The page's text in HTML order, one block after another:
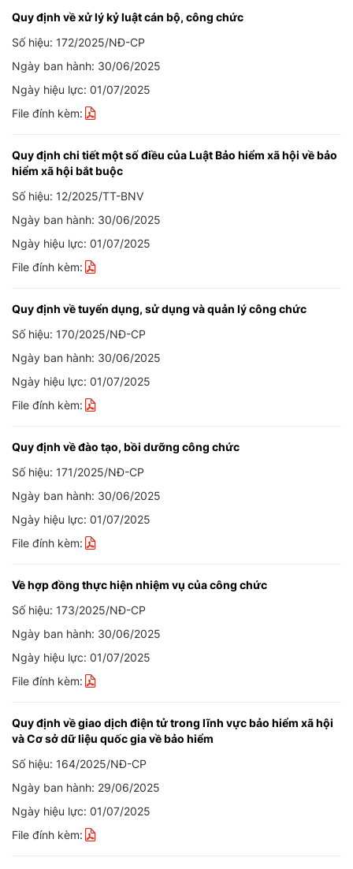
Quy định về xử lý kỷ luật cán bộ, công chức
Số hiệu: 172/2025/NĐ-CP
Ngày ban hành: 30/06/2025
Ngày hiệu lực: 01/07/2025
File đính kèm:
Quy định chi tiết một số điều của Luật Bảo hiểm xã hội về bảo
hiểm xã hội bắt buộc
Số hiệu: 12/2025/TT-BNV
Ngày ban hành: 30/06/2025
Ngày hiệu lực: 01/07/2025
File đính kèm:
Quy định về tuyển dụng, sử dụng và quản lý công chức
Số hiệu: 170/2025/NĐ-CP
Ngày ban hành: 30/06/2025
Ngày hiệu lực: 01/07/2025
File đính kèm:
Quy định về đào tạo, bồi dưỡng công chức
Số hiệu: 171/2025/NĐ-CP
Ngày ban hành: 30/06/2025
Ngày hiệu lực: 01/07/2025
File đính kèm:
Về hợp đồng thực hiện nhiệm vụ của công chức
Số hiệu: 173/2025/NĐ-CP
Ngày ban hành: 30/06/2025
Ngày hiệu lực: 01/07/2025
File đính kèm:
Quy định về giao dịch điện tử trong lĩnh vực bảo hiểm xã hội
và Cơ sở dữ liệu quốc gia về bảo hiểm
Số hiệu: 164/2025/NĐ-CP
Ngày ban hành: 29/06/2025
Ngày hiệu lực: 01/07/2025
File đính kèm: